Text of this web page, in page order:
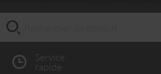
Service
rapide